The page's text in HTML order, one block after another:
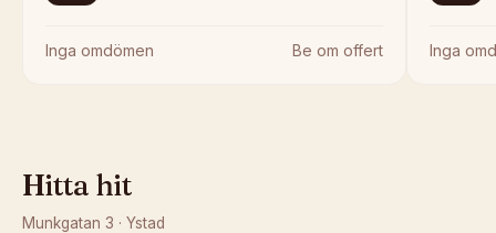
Inga omdömen Be om offert Inga
Hitta hit
Munkgatan 3 · Ystad